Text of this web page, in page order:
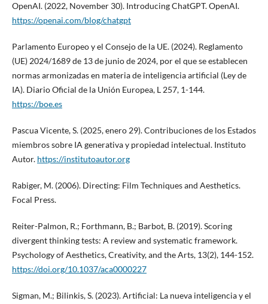
OpenAI. (2022, November 30). Introducing ChatGPT. OpenAI.
https://openai.com/blog/chatgpt
Parlamento Europeo y el Consejo de la UE. (2024). Reglamento
(UE) 2024/1689 de 13 de junio de 2024, por el que se establecen
normas armonizadas en materia de inteligencia artificial (Ley de
IA). Diario Oficial de la Unión Europea, L 257, 1-144.
https://boe.es
Pascua Vicente, S. (2025, enero 29). Contribuciones de los Estados
miembros sobre IA generativa y propiedad intelectual. Instituto
Autor. https://institutoautor.org
Rabiger, M. (2006). Directing: Film Techniques and Aesthetics.
Focal Press.
Reiter-Palmon, R.; Forthmann, B.; Barbot, B. (2019). Scoring
divergent thinking tests: A review and systematic framework.
Psychology of Aesthetics, Creativity, and the Arts, 13(2), 144-152.
https://doi.org/10.1037/aca0000227
Sigman, M.; Bilinkis, S. (2023). Artificial: La nueva inteligencia y el